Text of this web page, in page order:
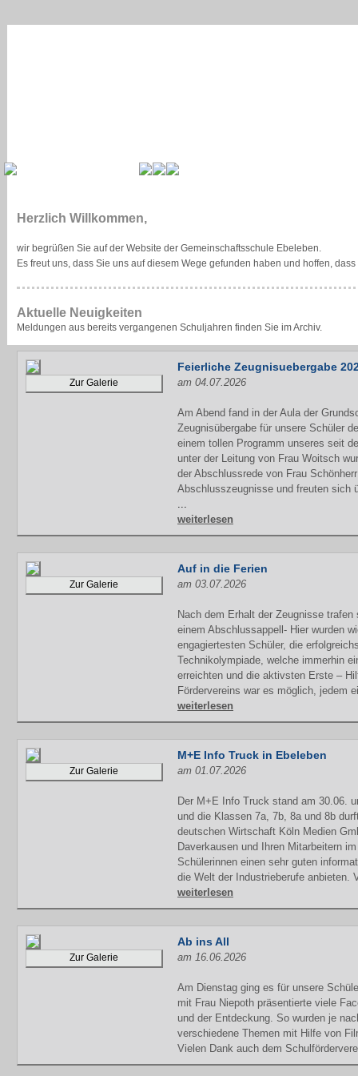
Herzlich Willkommen,
wir begrüßen Sie auf der Website der Gemeinschaftsschule Ebeleben.
Es freut uns, dass Sie uns auf diesem Wege gefunden haben und hoffen,
Aktuelle Neuigkeiten
Meldungen aus bereits vergangenen Schuljahren finden Sie im Archiv.
Zur Galerie
Feierliche Zeugnisuebergabe
am 04.07.2026
Am Abend fand in der Aula der
Zeugnisübergabe für unsere Schüler
einem tollen Programm unseres seit
unter der Leitung von Frau Woitsch
der Abschlussrede von Frau
Abschlusszeugnisse und freuten sich
...
weiterlesen
Zur Galerie
Auf in die Ferien
am 03.07.2026
Nach dem Erhalt der Zeugnisse
einem Abschlussappell- Hier wurden
engagiertesten Schüler, die
Technikolympiade, welche immerhin
erreichten und die aktivsten Erste –
Fördervereins war es möglich, jedem
weiterlesen
Zur Galerie
M+E Info Truck in Ebeleben
am 01.07.2026
Der M+E Info Truck stand am 30.06.
und die Klassen 7a, 7b, 8a und 8b
deutschen Wirtschaft Köln Medien
Daverkausen und Ihren Mitarbeitern
Schülerinnen einen sehr guten
die Welt der Industrieberufe anbieten.
weiterlesen
Zur Galerie
Ab ins All
am 16.06.2026
Am Dienstag ging es für unsere
mit Frau Niepoth präsentierte viele
und der Entdeckung. So wurden je
verschiedene Themen mit Hilfe von
Vielen Dank auch dem